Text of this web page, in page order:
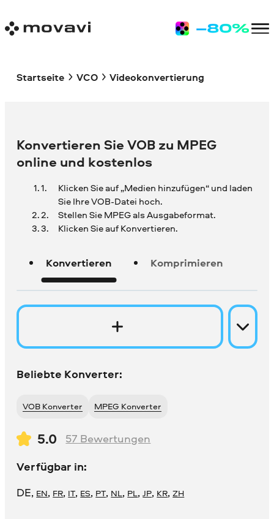
Startseite VCO Videokonvertierung
Konvertieren Sie VOB zu MPEG
online und kostenlos
Klicken Sie auf „Medien hinzufügen“ und laden
Sie IhreVOB-Datei hoch.
Stellen Sie MPEG als Ausgabeformat.
Klicken Sie auf Konvertieren.
Konvertieren Komprimieren
Beliebte Konverter:
VOB Konverter MPEG Konverter
5.0 57 Bewertungen
Verfügbar in:
DE, EN, FR, IT, ES, PT, NL, PL,JP, KR,ZH